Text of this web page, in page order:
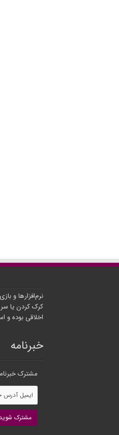
نرم‌افزارها و
کرک کردن یا
اخلاقی بوده و
خبرنامه
مشترک